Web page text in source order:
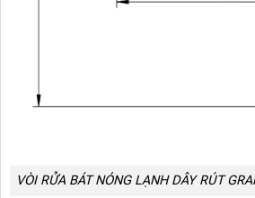
VÒI RỬA BÁT NÓNG LẠNH DÂY RÚT